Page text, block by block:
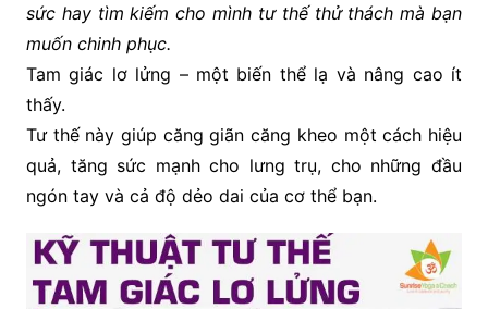
sức hay tìm kiếm cho mình tư thế thử thách mà bạn
muốn chinh phục.
Tam giác lơ lửng – một biến thể lạ và nâng cao ít
thấy.
Tư thế này giúp căng giãn căng kheo một cách hiệu
quả, tăng sức mạnh cho lưng trụ, cho những đầu
ngón tay và cả độ dẻo dai của cơ thể bạn.